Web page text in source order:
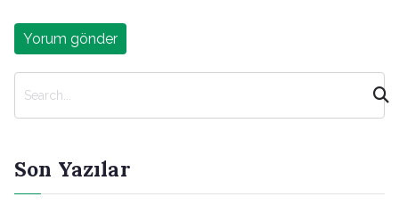
Son Yazılar